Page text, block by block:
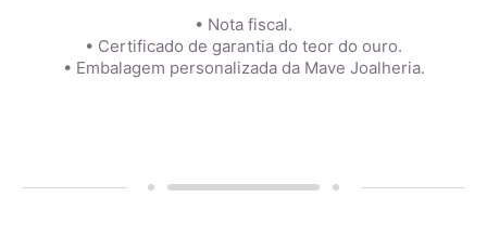
• Nota fiscal.
• Certificado de garantia do teor do ouro.
• Embalagem personalizada da Mave Joalheria.